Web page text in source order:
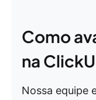
Como
na
Nossa equipe